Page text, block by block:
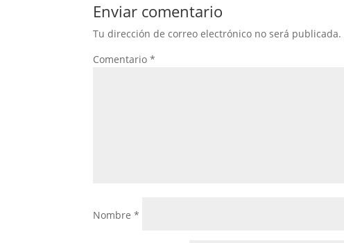
Enviar comentario
Tu dirección de correo electrónico no será publicada.
Comentario*
Nombre*